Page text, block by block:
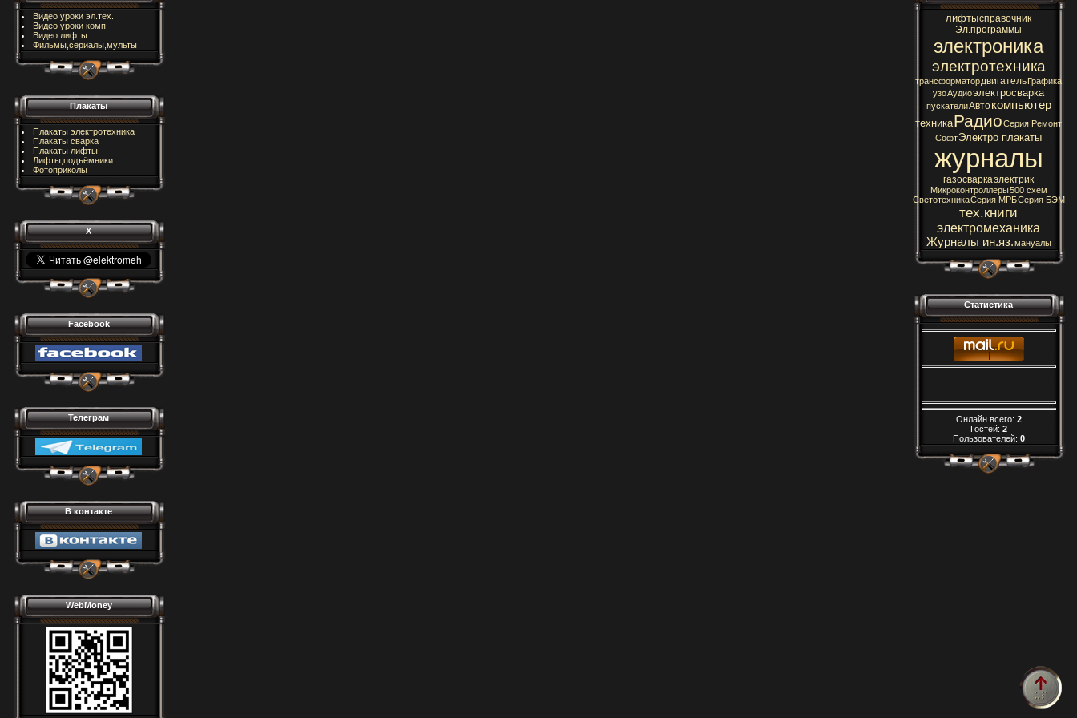
Видео уроки эл.тех.
Видео уроки комп
Видео лифты
Фильмы,сериалы,мульты
Плакаты
Плакаты электротехника
Плакаты сварка
Плакаты лифты
Лифты,подъёмники
Фотоприколы
X
Facebook
Телеграм
В контакте
WebMoney
лифтысправочник
Эл.программы
электроника
электротехника
трансформатордвигательГрафика
узоАудиоэлектросварка
пускателиАвтокомпьютер
техникаРадиоСерия Ремонт
СофтЭлектро плакаты
журналы
газосваркаэлектрик
Микроконтроллеры500 схем
СветотехникаСерия МРБСерия БЭМ
тех.книги
электромеханика
Журналы ин.яз.мануалы
Статистика
Онлайн всего: 2
Гостей: 2
Пользователей: 0